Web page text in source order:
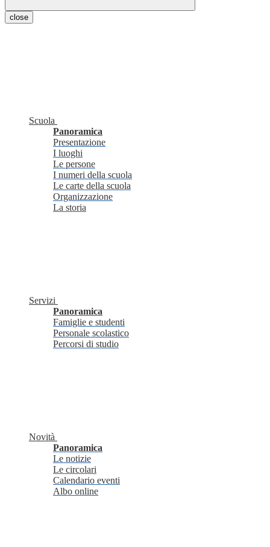
close
Scuola
Panoramica
Presentazione
I luoghi
Le persone
I numeri della scuola
Le carte della scuola
Organizzazione
La storia
Servizi
Panoramica
Famiglie e studenti
Personale scolastico
Percorsi di studio
Novità
Panoramica
Le notizie
Le circolari
Calendario eventi
Albo online